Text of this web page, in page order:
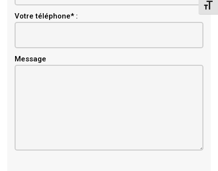
Votre téléphone* :
Message